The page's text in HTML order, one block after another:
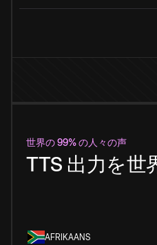
世界の 99% の人々の声
TTS 出力を世
AFRIKAANS